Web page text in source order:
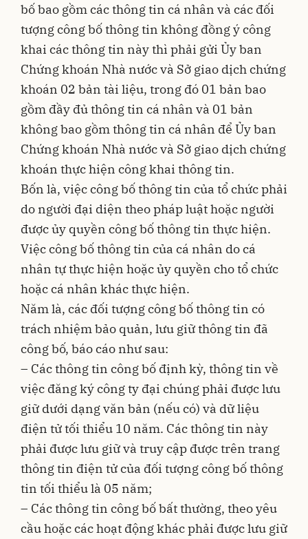
bố bao gồm các thông tin cá nhân và các đối
tượng công bố thông tin không đồng ý công
khai các thông tin này thì phải gửi Ủy ban
Chứng khoán Nhà nước và Sở giao dịch chứng
khoán 02 bản tài liệu, trong đó 01 bản bao
gồm đầy đủ thông tin cá nhân và 01 bản
không bao gồm thông tin cá nhân để Ủy ban
Chứng khoán Nhà nước và Sở giao dịch chứng
khoán thực hiện công khai thông tin.
Bốn là, việc công bố thông tin của tổ chức phải
do người đại diện theo pháp luật hoặc người
được ủy quyền công bố thông tin thực hiện.
Việc công bố thông tin của cá nhân do cá
nhân tự thực hiện hoặc ủy quyền cho tổ chức
hoặc cá nhân khác thực hiện.
Năm là, các đối tượng công bố thông tin có
trách nhiệm bảo quản, lưu giữ thông tin đã
công bố, báo cáo như sau:
– Các thông tin công bố định kỳ, thông tin về
việc đăng ký công ty đại chúng phải được lưu
giữ dưới dạng văn bản (nếu có) và dữ liệu
điện tử tối thiểu 10 năm. Các thông tin này
phải được lưu giữ và truy cập được trên trang
thông tin điện tử của đối tượng công bố thông
tin tối thiểu là 05 năm;
– Các thông tin công bố bất thường, theo yêu
cầu hoặc các hoạt động khác phải được lưu giữ